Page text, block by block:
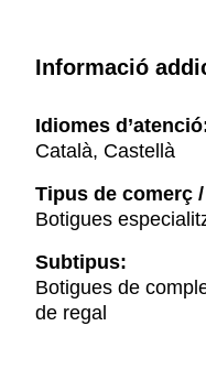
Informació
Idiomes
Català, Castellà
Tipus de comerç
Botigues
Subtipus:
Botigues de
de regal